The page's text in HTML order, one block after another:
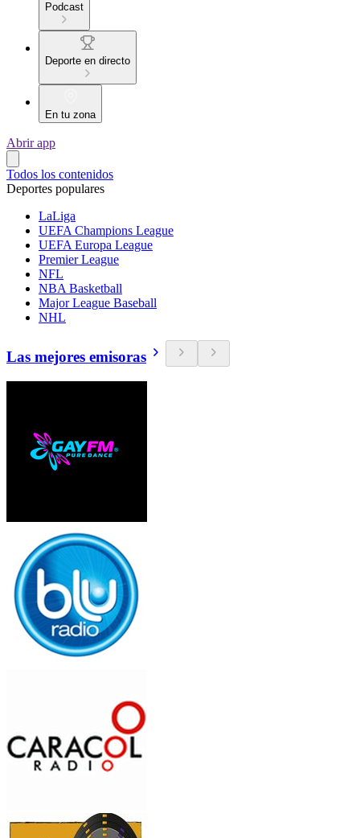
Podcast
Deporte en directo
En tu zona
Abrir app
Todos los contenidos
Deportes populares
LaLiga
UEFA Champions League
UEFA Europa League
Premier League
NFL
NBA Basketball
Major League Baseball
NHL
Las mejores emisoras